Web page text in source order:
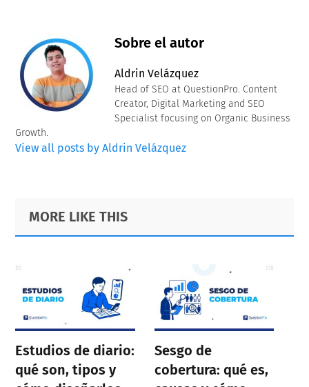
Sobre el autor
Aldrin Velázquez
Head of SEO at QuestionPro. Content
Creator, Digital Marketing and SEO
Specialist focusing on Organic Business
Growth.
View all posts by Aldrin Velázquez
Primary
Sidebar
Footer
MORE LIKE THIS
Estudios de diario:
qué son, tipos y
Sesgo de
cobertura: qué es,